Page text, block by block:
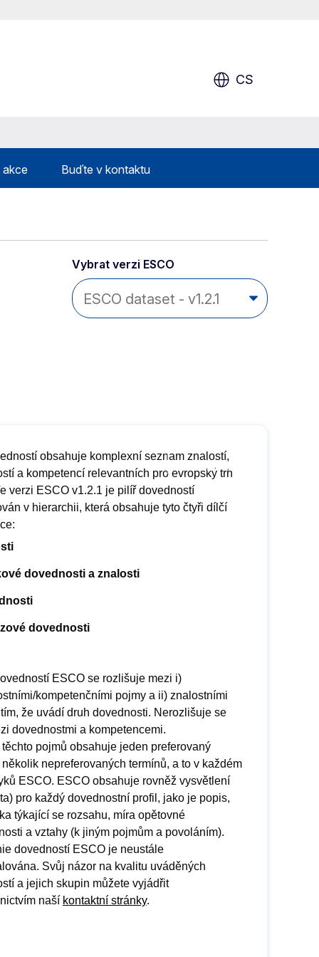
CS
akce Buďte v kontaktu
Vybrat verzi ESCO
obsahuje komplexní seznam znalostí,
a kompetencí relevantních pro evropský trh
verzi ESCO v1.2.1 je pilíř dovedností
v hierarchii, která obsahuje tyto čtyři dílčí
dovednosti a znalosti
dovednosti
ESCO se rozlišuje mezi i)
kompetenčními pojmy a ii) znalostními
že uvádí druh dovednosti. Nerozlišuje se
dovednostmi a kompetencemi.
těchto pojmů obsahuje jeden preferovaný
nepreferovaných termínů, a to v každém
ESCO. ESCO obsahuje rovněž vysvětlení
pro každý dovednostní profil, jako je popis,
týkající se rozsahu, míra opětovné
a vztahy (k jiným pojmům a povoláním).
dovedností ESCO je neustále
Svůj názor na kvalitu uváděných
a jejich skupin můžete vyjádřit
naší kontaktní stránky.